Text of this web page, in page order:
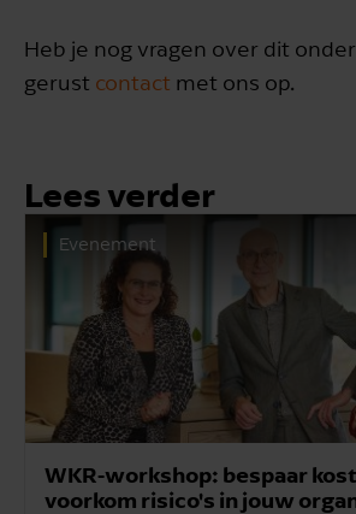
Heb je nog vragen over dit
gerust contact met ons op.
Lees verder
Evenement
WKR-workshop: bespaar
voorkom risico's in jouw